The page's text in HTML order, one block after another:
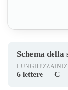
Schema della
LUNGHEZZA
6 lettere C